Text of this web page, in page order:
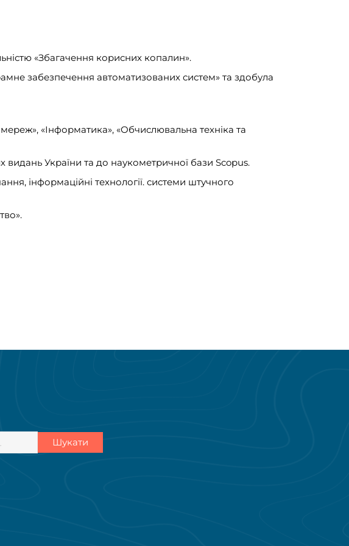
«Збагачення корисних копалин».
забезпечення автоматизованих систем» та здобула
«Інформатика», «Обчислювальна техніка та
України та до наукометричної бази Scopus.
інформаційні технології. системи штучного